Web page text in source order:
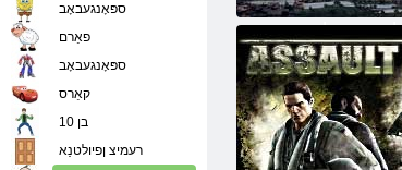
לופט קאַנפליקץ: וויעטנאַם
ספּאָנגעבאָב
פאַרם
ספּאָנגעבאָב
קאַרס
בן 10
רעמיצ ןפיולטנַא